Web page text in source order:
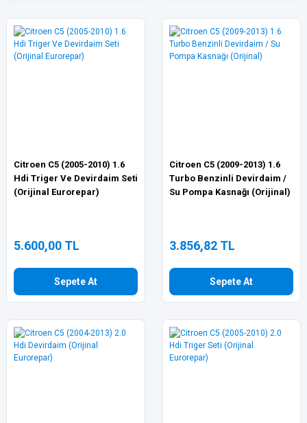
Citroen C5 (2005-2010) 1.6
Hdi Triger Ve Devirdaim Seti
(Orijinal Eurorepar)
5.600,00 TL
Sepete At
Citroen C5 (2009-2013) 1.6
Turbo Benzinli Devirdaim /
Su Pompa Kasnağı (Orijinal)
3.856,82 TL
Sepete At